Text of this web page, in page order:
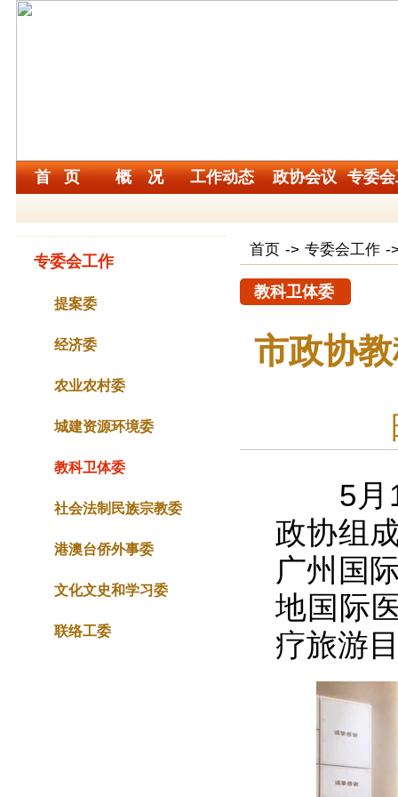
首 页 概 况 工作动态 政协会议 专委
专委会工作
提案委
经济委
农业农村委
城建资源环境委
教科卫体委
社会法制民族宗教委
港澳台侨外事委
文化文史和学习委
联络工委
首页 -> 专委会工作 -
教科卫体委
市政协
5月12
政协组
广州国
地国际
疗旅游